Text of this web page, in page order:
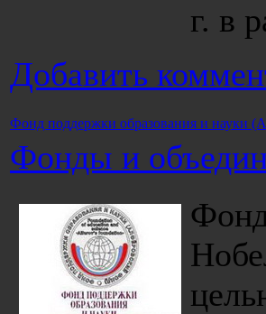
г. в
Добавить
Фонд поддержки образования и науки
Фонды и